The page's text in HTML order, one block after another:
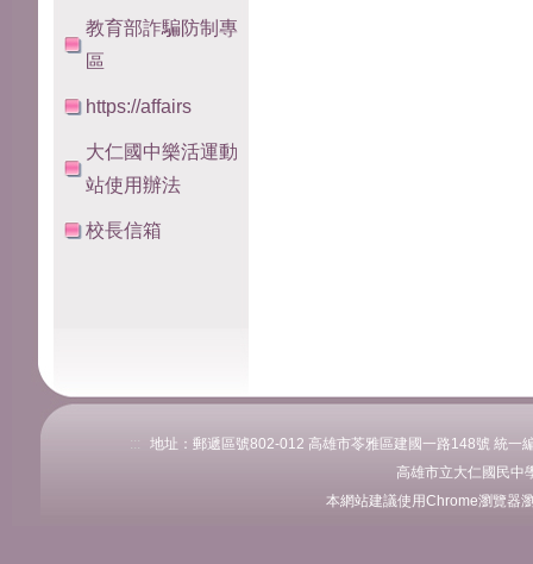
教育部詐騙防制專
區
https://affairs
大仁國中樂活運動
站使用辦法
校長信箱
:::
地址：郵遞區號802-012 高雄市苓雅區建國一路148號 統
高雄市立大仁國民中
本網站建議使用Chrome瀏覽器